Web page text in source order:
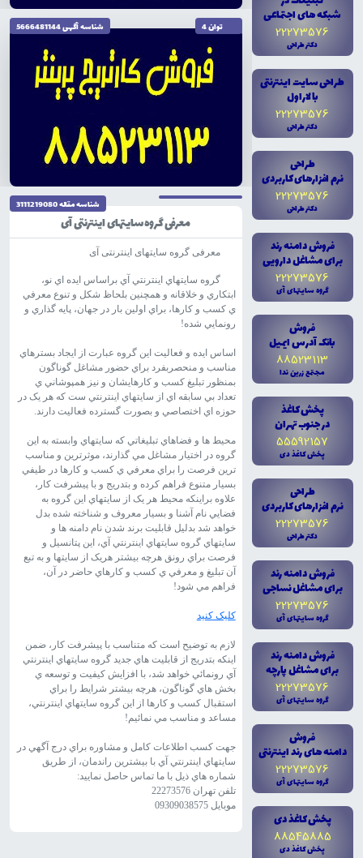
شبکه هاى اجتماعى
22273576
دکتر طراحى
طراحى سايت اينترنتى
با لاراول
22273576
دکتر طراحى
طراحى
نرم افزارهاى کاربردى
22273576
دکتر طراحى
فروش دامنه رند
براى مشاغل دارويى
22273576
گروه سايتهاى آى
فروش
بانک آدرس ايميل
88523113
مجتمع زرين ندا
پخش کاغذ
در جنوب تهران
55592157
پخش کاغذ دى
طراحى
نرم افزارهاى کاربردى
22273576
دکتر طراحى
فروش دامنه رند
براى مشاغل نساجى
22273576
گروه سايتهاى آى
فروش دامنه رند
براى مشاغل پارچه
22273576
گروه سايتهاى آى
فروش
دامنه هاى رند اينترنتى
22273576
گروه سايتهاى آى
پخش کاغذ دى
88545885
پخش کاغذ دى
توان 4 شناسه آگهى 5666481144
تاریخ نگارش 1404/10/04
شناسه مقاله 3111219080
معرفی گروه سایتهای اینترنتی آی
معرفی گروه سایتهای اینترنتی آی
گروه سايتهاي اينترنتي آي براساس ايده اي نو،
ابتکاري و خلاقانه و همچنين بلحاظ شکل و تنوع معرفي
ي کسب و کارها، براي اولين بار در جهان، پايه گذاري و
رونمايي شده!
اساس ايده و فعاليت اين گروه عبارت از ايجاد بسترهاي
مناسب و منحصربفرد براي حضور مشاغل گوناگون
بمنظور تبليغ کسب و کارهايشان و نيز همپوشاني ي
تعداد بي سابقه اي از سايتهاي اينترنتي ست که هر يک در
حوزه اي اختصاصي و بصورت گسترده فعاليت دارند.
محيط ها و فضاهاي تبليغاتي که سايتهاي وابسته به اين
گروه در اختيار مشاغل مي گذارند، موثرترين و مناسب
ترين فرصت را براي معرفي ي کسب و کارها در طيفي
بسيار متنوع فراهم کرده و بتدريج و با پيشرفت کار،
علاوه براينکه محيط هر يک از سايتهاي اين گروه به
فضايي نام آشنا و بسيار معروف و شناخته شده بدل
خواهد شد بدليل قابليت برند شدن نام دامنه ها و
سايتهاي گروه سايتهاي اينترنتي آي، اين پتانسيل و
فرصت براي رونق هرچه بيشتر هريک از سايتها و به تبع
آن تبليغ و معرفي ي کسب و کارهاي حاضر در آن،
فراهم مي شود!
کليک کنيد
لازم به توضيح است که متناسب با پيشرفت کار، ضمن
اينکه بتدريج از قابليت هاي جديد گروه سايتهاي اينترنتي
آي رونمائي خواهد شد، با افزايش کيفيت و توسعه ي
بخش هاي گوناگون، هرچه بيشتر شرايط را براي
استقبال کسب و کارها از اين گروه سايتهاي اينترنتي،
مساعد و مناسب مي نمائيم!
جهت کسب اطلاعات کامل و مشاوره براي درج آگهي در
سايتهاي اينترنتي آي با بيشترين راندمان، از طريق
شماره هاي ذيل با ما تماس حاصل نماييد:
تلفن تهران 22273576
موبايل 09309038575